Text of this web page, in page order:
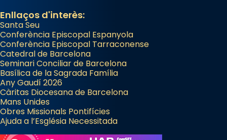
Enllaços d'interès:
Santa Seu
Conferència Episcopal Espanyola
Conferència Episcopal Tarraconense
Catedral de Barcelona
Seminari Conciliar de Barcelona
Basílica de la Sagrada Família
Any Gaudí 2026
Càritas Diocesana de Barcelona
Mans Unides
Obres Missionals Pontifícies
Ajuda a l’Església Necessitada